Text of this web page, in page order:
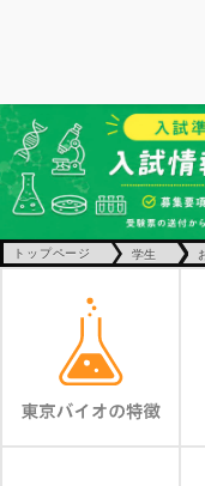
トップページ 学生